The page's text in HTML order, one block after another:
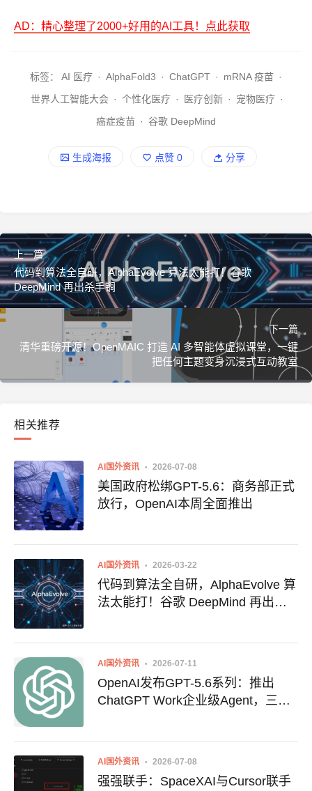
AD：精心整理了2000+好用的AI工具！点此获取
标签： AI 医疗 · AlphaFold3 · ChatGPT · mRNA 疫苗 ·
世界人工智能大会 · 个性化医疗 · 医疗创新 · 宠物医疗 ·
癌症疫苗 · 谷歌 DeepMind
生成海报 点赞 0 分享
上一篇
代码到算法全自研，AlphaEvolve 算法太能打！谷歌
DeepMind 再出杀手锏
下一篇
清华重磅开源！OpenMAIC 打造 AI 多智能体虚拟课堂，一键
把任何主题变身沉浸式互动教室
相关推荐
AI国外资讯 2026-07-08
美国政府松绑GPT-5.6：商务部正式
放行，OpenAI本周全面推出
AI国外资讯 2026-03-22
代码到算法全自研，AlphaEvolve 算
法太能打！谷歌 DeepMind 再出杀
AI国外资讯 2026-07-11
OpenAI发布GPT-5.6系列：推出
ChatGPT Work企业级Agent，三档
AI国外资讯 2026-07-08
强强联手：SpaceXAI与Cursor联手